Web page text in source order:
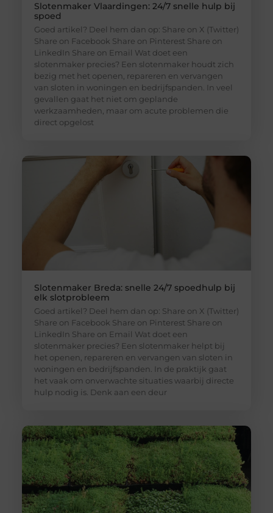
Slotenmaker Vlaardingen: 24/7 snelle hulp bij
spoed
Goed artikel? Deel hem dan op: Share on X (Twitter)
Share on Facebook Share on Pinterest Share on
LinkedIn Share on Email Wat doet een
slotenmaker precies? Een slotenmaker houdt zich
bezig met het openen, repareren en vervangen
van sloten in woningen en bedrijfspanden. In veel
gevallen gaat het niet om geplande
werkzaamheden, maar om acute problemen die
direct opgelost
Slotenmaker Breda: snelle 24/7 spoedhulp bij
elk slotprobleem
Goed artikel? Deel hem dan op: Share on X (Twitter)
Share on Facebook Share on Pinterest Share on
LinkedIn Share on Email Wat doet een
slotenmaker precies? Een slotenmaker helpt bij
het openen, repareren en vervangen van sloten in
woningen en bedrijfspanden. In de praktijk gaat
het vaak om onverwachte situaties waarbij directe
hulp nodig is. Denk aan een deur